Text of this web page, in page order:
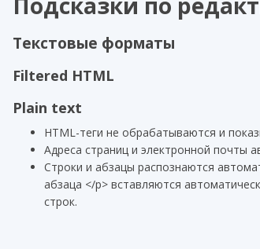
Текстовые форматы
Filtered HTML
Plain text
HTML-теги не обрабатываются и
Адреса страниц и электронной почты
Строки и абзацы распознаются
абзаца </p> вставляются
строк.